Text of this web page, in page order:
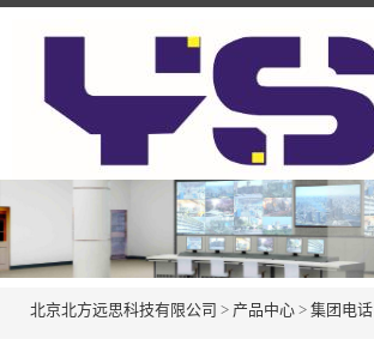
北京北方远思科技有限公司 > 产品中心 > 集团电话